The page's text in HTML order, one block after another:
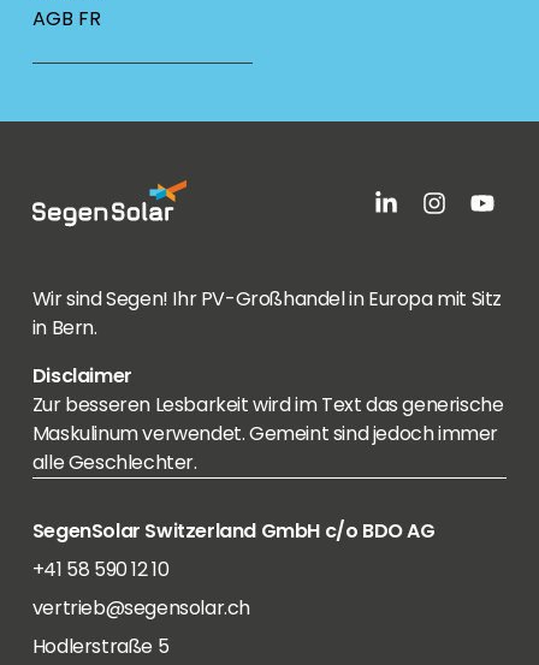
AGB FR
Wir sind Segen! Ihr PV-Großhandel in Europa mit Sitz
in Bern.
Disclaimer
Zur besseren Lesbarkeit wird im Text das generische
Maskulinum verwendet. Gemeint sind jedoch immer
alle Geschlechter.
SegenSolar Switzerland GmbH c/o BDO AG
+41 58 590 12 10
vertrieb@segensolar.ch
Hodlerstraße 5